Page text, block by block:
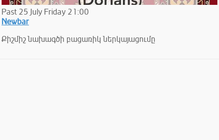
Past 25 July Friday 21:00
Newbar
Քիշմիշ նախագծի բացառիկ ներկայացումը